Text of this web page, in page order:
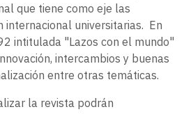
que tiene como eje las
internacional universitarias. En
intitulada "Lazos con el mundo"
intercambios y buenas
entre otras temáticas.
la revista podrán